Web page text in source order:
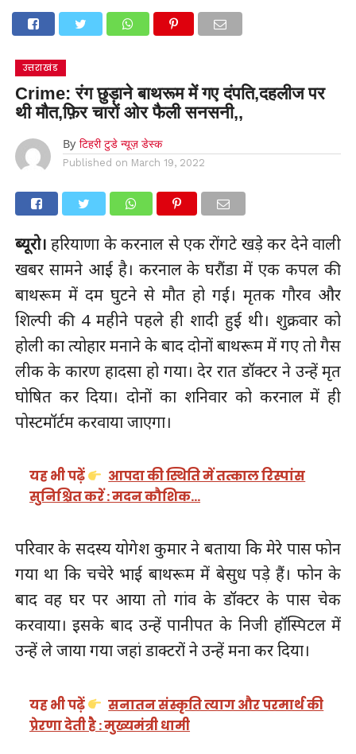
उत्तराखंड
Crime: रंग छुड़ाने बाथरूम में गए दंपति,दहलीज पर
थी मौत,फ़िर चारों ओर फैली सनसनी,,
By टिहरी टुडे न्यूज़ डेस्क
Published on March 19, 2022
ब्यूरो। हरियाणा के करनाल से एक रोंगटे खड़े कर देने वाली
खबर सामने आई है। करनाल के घरौंडा में एक कपल की
बाथरूम में दम घुटने से मौत हो गई। मृतक गौरव और
शिल्पी की 4 महीने पहले ही शादी हुई थी। शुक्रवार को
होली का त्योहार मनाने के बाद दोनों बाथरूम में गए तो गैस
लीक के कारण हादसा हो गया। देर रात डॉक्टर ने उन्हें मृत
घोषित कर दिया। दोनों का शनिवार को करनाल में ही
पोस्टमॉर्टम करवाया जाएगा।
यह भी पढ़ें
आपदा की स्थिति में तत्काल रिस्पांस
सुनिश्चित करें : मदन कौशिक…
परिवार के सदस्य योगेश कुमार ने बताया कि मेरे पास फोन
गया था कि चचेरे भाई बाथरूम में बेसुध पड़े हैं। फोन के
बाद वह घर पर आया तो गांव के डॉक्टर के पास चेक
करवाया। इसके बाद उन्हें पानीपत के निजी हॉस्पिटल में
उन्हें ले जाया गया जहां डाक्टरों ने उन्हें मना कर दिया।
यह भी पढ़ें
सनातन संस्कृति त्याग और परमार्थ की
प्रेरणा देती है : मुख्यमंत्री धामी